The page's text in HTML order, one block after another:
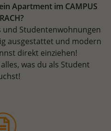
Apartment im CAMPUS
und Studentenwohnungen
ausgestattet und modern
direkt einziehen!
was du als Student